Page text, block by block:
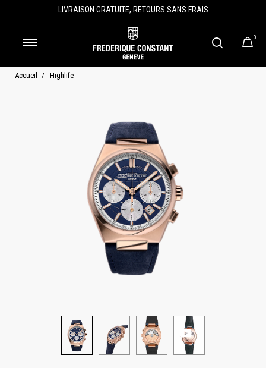
LIVRAISON GRATUITE, RETOURS SANS FRAIS
0
Accueil Highlife